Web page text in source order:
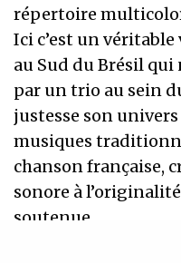
répertoire
Ici c’est un
au Sud du Brésil qui
par un trio au sein
justesse son
musiques
chanson française,
sonore à
soutenue.